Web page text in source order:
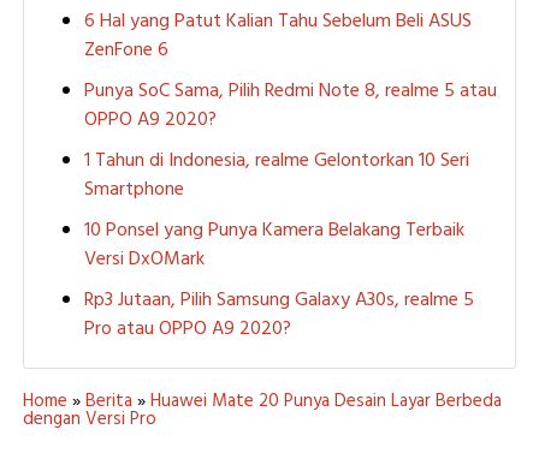
6 Hal yang Patut Kalian Tahu Sebelum Beli ASUS
ZenFone 6
Punya SoC Sama, Pilih Redmi Note 8, realme 5 atau
OPPO A9 2020?
1 Tahun di Indonesia, realme Gelontorkan 10 Seri
Smartphone
10 Ponsel yang Punya Kamera Belakang Terbaik
Versi DxOMark
Rp3 Jutaan, Pilih Samsung Galaxy A30s, realme 5
Pro atau OPPO A9 2020?
Home »Berita »Huawei Mate 20 Punya Desain Layar Berbeda
dengan Versi Pro